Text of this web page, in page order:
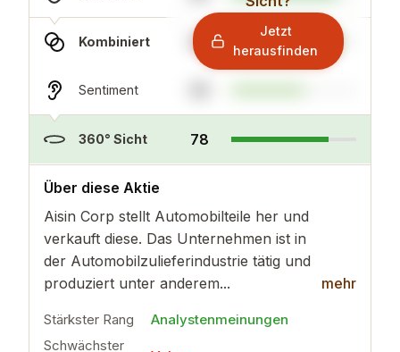
Kombiniert 87
Sentiment
360° Sicht 78
Jetzt
herausfinden
Über diese Aktie
Aisin Corp stellt Automobilteile her und
verkauft diese. Das Unternehmen ist in
der Automobilzulieferindustrie tätig und
produziert unter anderem...
mehr
mehr
Stärkster Rang
Analystenmeinungen
Schwächster